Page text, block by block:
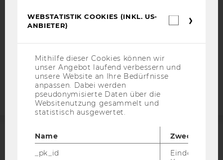
DATENSCHUTZERKLÄRUNG
STUDIENBEWERBER*INNEN UND STUDIERENDE
Barrierefreiheitserklärung
Webseite
ACCREDITED BY:
WEBSTATISTIK COOKIES (INKL. US-
ANBIETER)
Mithilfe dieser Cookies können wir
unser Angebot laufend verbessern und
unsere Website an Ihre Bedürfnisse
anpassen. Dabei werden
pseudonymisierte Daten über die
Websitenutzung gesammelt und
statistisch ausgewertet.
Name
Zweck
_pk_id
Eindeutige